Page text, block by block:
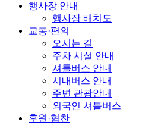
행사장 안내
행사장 배치도
교통·편의
오시는 길
주차 시설 안내
셔틀버스 안내
시내버스 안내
주변 관광안내
외국인 셔틀버스
후원·협찬